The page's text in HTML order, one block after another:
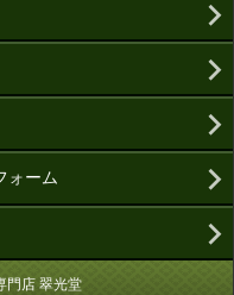
ォーム
門店 翠光堂